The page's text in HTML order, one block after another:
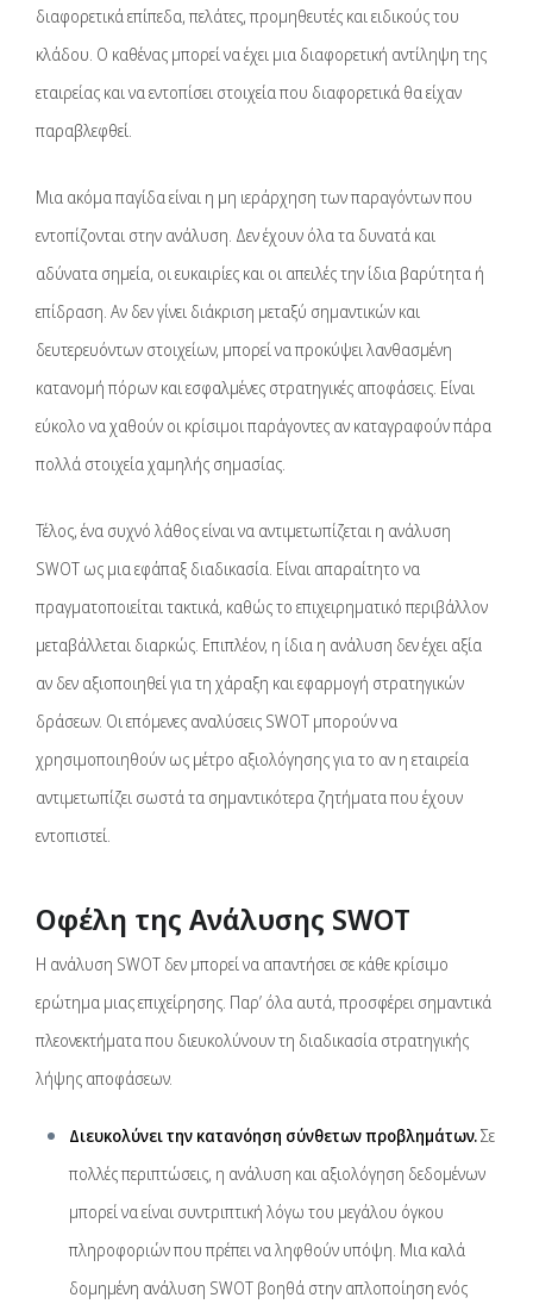
διαφορετικά επίπεδα, πελάτες, προμηθευτές και ειδικούς του
κλάδου. Ο καθένας μπορεί να έχει μια διαφορετική αντίληψη της
εταιρείας και να εντοπίσει στοιχεία που διαφορετικά θα είχαν
παραβλεφθεί.
Μια ακόμα παγίδα είναι η μη ιεράρχηση των παραγόντων που
εντοπίζονται στην ανάλυση. Δεν έχουν όλα τα δυνατά και
αδύνατα σημεία, οι ευκαιρίες και οι απειλές την ίδια βαρύτητα ή
επίδραση. Αν δεν γίνει διάκριση μεταξύ σημαντικών και
δευτερευόντων στοιχείων, μπορεί να προκύψει λανθασμένη
κατανομή πόρων και εσφαλμένες στρατηγικές αποφάσεις. Είναι
εύκολο να χαθούν οι κρίσιμοι παράγοντες αν καταγραφούν πάρα
πολλά στοιχεία χαμηλής σημασίας.
Τέλος, ένα συχνό λάθος είναι να αντιμετωπίζεται η ανάλυση
SWOT ως μια εφάπαξ διαδικασία. Είναι απαραίτητο να
πραγματοποιείται τακτικά, καθώς το επιχειρηματικό περιβάλλον
μεταβάλλεται διαρκώς. Επιπλέον, η ίδια η ανάλυση δεν έχει αξία
αν δεν αξιοποιηθεί για τη χάραξη και εφαρμογή στρατηγικών
δράσεων. Οι επόμενες αναλύσεις SWOT μπορούν να
χρησιμοποιηθούν ως μέτρο αξιολόγησης για το αν η εταιρεία
αντιμετωπίζει σωστά τα σημαντικότερα ζητήματα που έχουν
εντοπιστεί.
Οφέλη της Ανάλυσης SWOT
Η ανάλυση SWOT δεν μπορεί να απαντήσει σε κάθε κρίσιμο
ερώτημα μιας επιχείρησης. Παρ’ όλα αυτά, προσφέρει σημαντικά
πλεονεκτήματα που διευκολύνουν τη διαδικασία στρατηγικής
λήψης αποφάσεων.
Διευκολύνει την κατανόηση σύνθετων προβλημάτων.Σε
πολλές περιπτώσεις, η ανάλυση και αξιολόγηση δεδομένων
μπορεί να είναι συντριπτική λόγω του μεγάλου όγκου
πληροφοριών που πρέπει να ληφθούν υπόψη. Μια καλά
δομημένη ανάλυση SWOT βοηθά στην απλοποίηση ενός